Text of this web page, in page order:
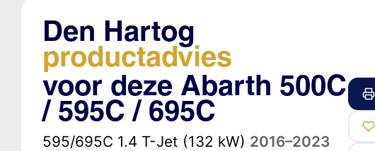
Den Hartog
productadvies
voor deze Abarth 500C
/ 595C / 695C
595/695C 1.4 T-Jet (132 kW) 2016–2023